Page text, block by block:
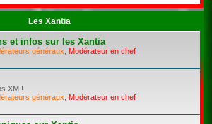
Les Xantia
et infos sur les Xantia
généraux
Modérateur en chef
XM !
généraux
Modérateur en chef